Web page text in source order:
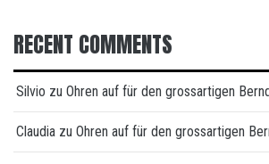
RECENT COMMENTS
Silvio zu Ohren auf für den grossartigen
Claudia zu Ohren auf für den grossartigen